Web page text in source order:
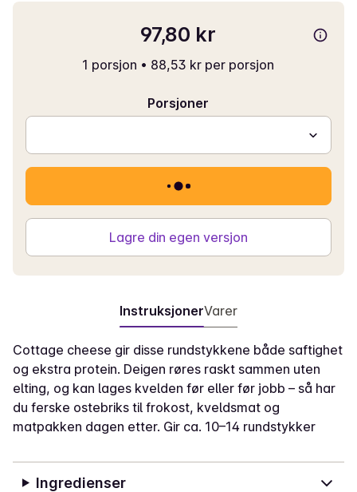
97,80 kr
1 porsjon • 88,53 kr per porsjon
Porsjoner
Lagre din egen versjon
InstruksjonerVarer
Cottage cheese gir disse rundstykkene både saftighet
og ekstra protein. Deigen røres raskt sammen uten
elting, og kan lages kvelden før eller før jobb – så har
du ferske ostebriks til frokost, kveldsmat og
matpakken dagen etter. Gir ca. 10–14 rundstykker
Ingredienser